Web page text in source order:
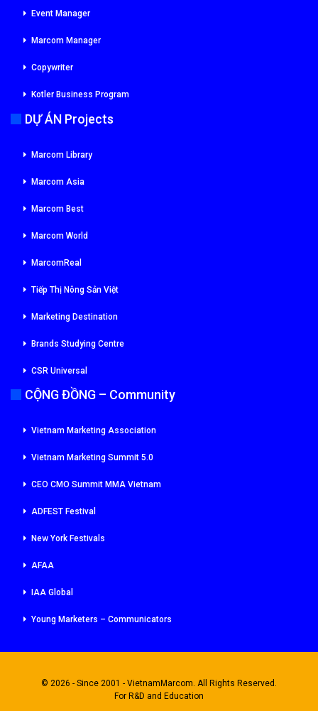
Event Manager
Marcom Manager
Copywriter
Kotler Business Program
DỰ ÁN Projects
Marcom Library
Marcom Asia
Marcom Best
Marcom World
MarcomReal
Tiếp Thị Nông Sản Việt
Marketing Destination
Brands Studying Centre
CSR Universal
CỘNG ĐỒNG – Community
Vietnam Marketing Association
Vietnam Marketing Summit 5.0
CEO CMO Summit MMA Vietnam
ADFEST Festival
New York Festivals
AFAA
IAA Global
Young Marketers – Communicators
© 2026 - Since 2001 - VietnamMarcom. All Rights Reserved.
For R&D and Education